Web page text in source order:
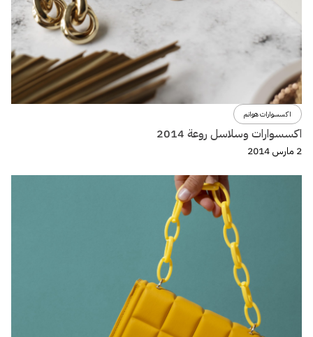
اكسسوارات هوانم
اكسسوارات وسلاسل روعة 2014
2 مارس 2014